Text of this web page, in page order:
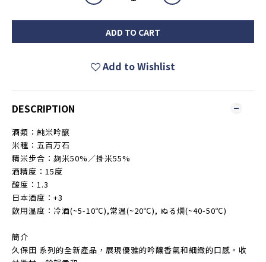
ADD TO CART
Add to Wishlist
DESCRIPTION
酒類：純米吟醸
米種：五百万石
精米步合：麹米50%／掛米55%
酒精度：15度
酸度：1.3
日本酒度：+3
飲用温度：冷酒(~5-10℃),常温(~20℃), ぬる燗(~40-50℃)
簡介
久保田 系列的全新產品，展現優雅的吟釀香氣和細緻的口感。收